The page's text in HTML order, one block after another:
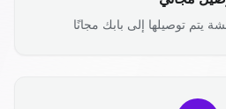
يتم توصيلها إلى بابك مجانًا